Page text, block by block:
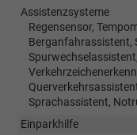
Assistenzsysteme
Regensensor,
Berganfahrassistent,
Sprachassistent,
Einparkhilfe